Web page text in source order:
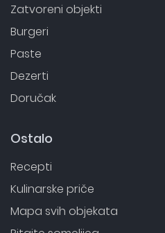
Zatvoreni objekti
Burgeri
Paste
Dezerti
Doručak
Ostalo
Recepti
Kulinarske priče
Mapa svih objekata